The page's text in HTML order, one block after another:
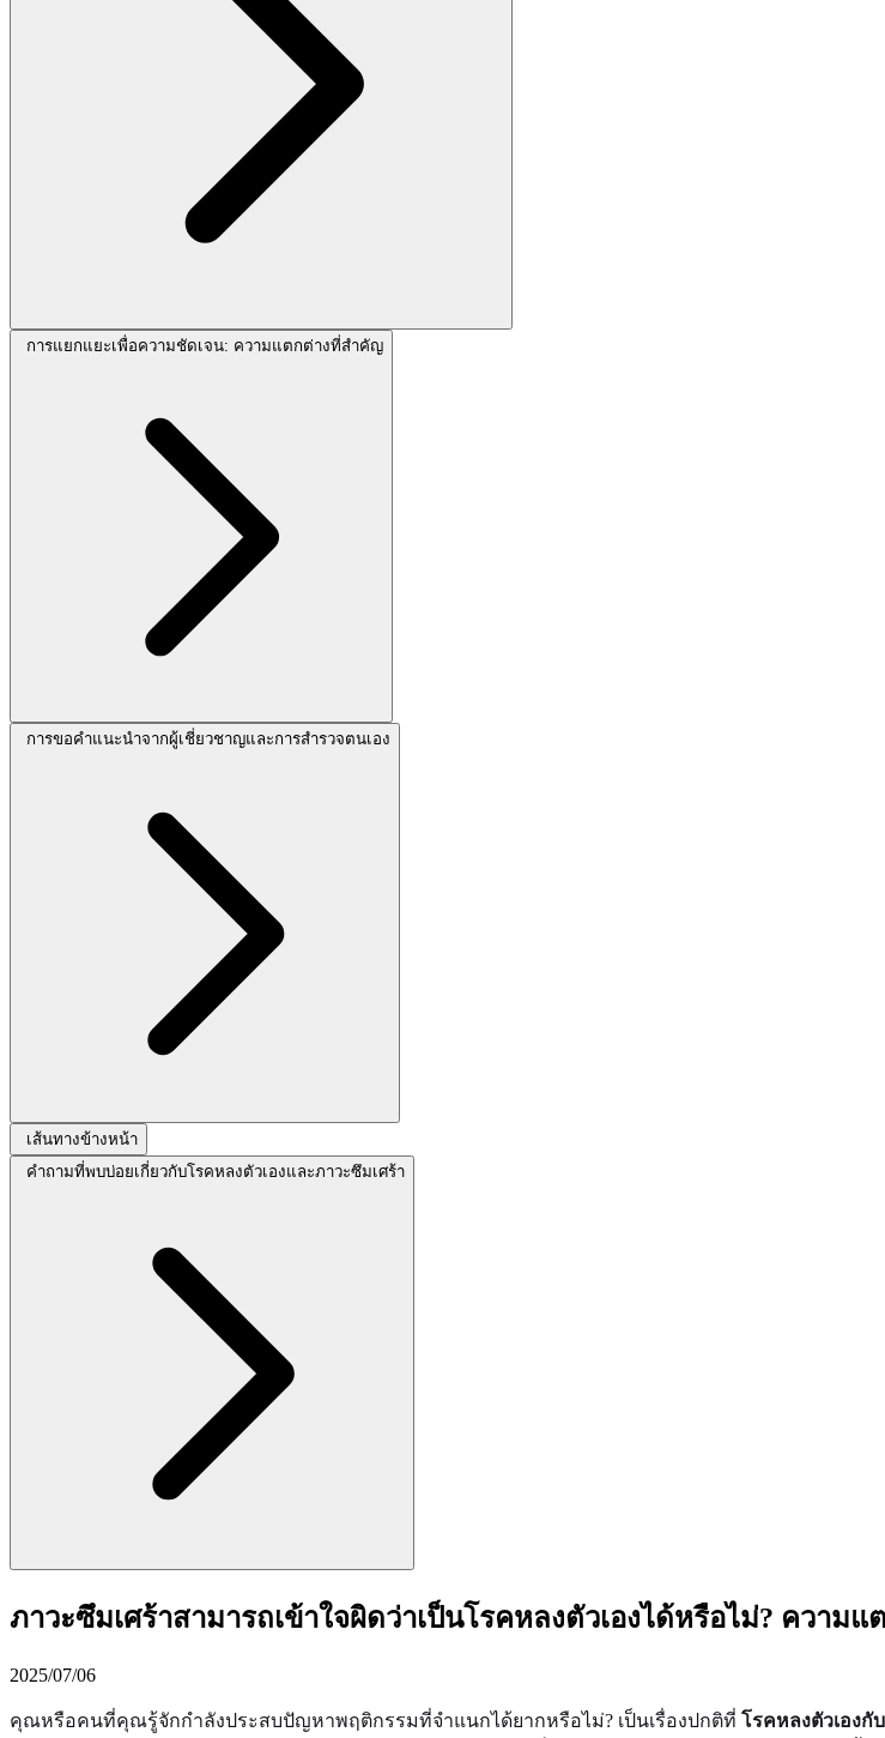
การแยกแยะเพื่อความชัดเจน: ความแตกต่างที่สำคัญ
การขอคำแนะนำจากผู้เชี่ยวชาญและการสำรวจตนเอง
เส้นทางข้างหน้า
คำถามที่พบบ่อยเกี่ยวกับโรคหลงตัวเองและภาวะซึมเศร้า
ภาวะซึมเศร้าสามารถเข้าใจผิดว่าเป็นโรคหลงตัวเองได้หรือไม่? ควา
2025/07/06
คุณหรือคนที่คุณรู้จักกำลังประสบปัญหาพฤติกรรมที่จำแนกได้ยากหรือไม่? เป็นเรื่องปกติที่ โรคหลงตัวเองกั